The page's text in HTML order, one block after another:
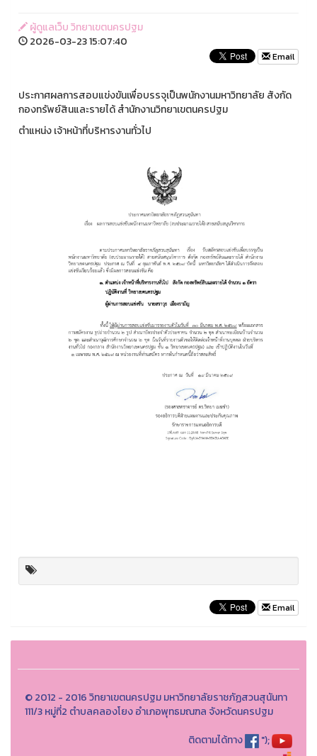
ผู้ดูแลเว็บ วิทยาเขตนครปฐม
2026-03-23 15:07:40
Email
ประกาศผลการสอบแข่งขันเพื่อบรรจุเป็นพนักงานมหาวิทยาลัย สังกัด
กองทรัพย์สินและรายได้ สำนักงานวิทยาเขตนครปฐม
ตำแหน่ง เจ้าหน้าที่บริหารงานทั่วไป
Email
© 2012 - 2016 วิทยาเขตนครปฐม มหาวิทยาลัยราชภัฏสวนสุนันทา
111/3 หมู่ที่2 ตำบลคลองโยง อำเภอพุทธมณฑล จังหวัดนครปฐม
ติดตามได้ทาง
");